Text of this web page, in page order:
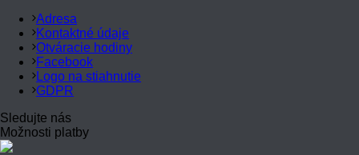
Adresa
Kontaktné údaje
Otváracie hodiny
Facebook
Logo na stiahnutie
GDPR
Sledujte nás
Možnosti platby